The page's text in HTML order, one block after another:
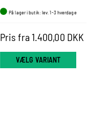
På lager i butik: lev. 1-3 hverdage
Pris fra 1.400,00 DKK
VÆLG VARIANT